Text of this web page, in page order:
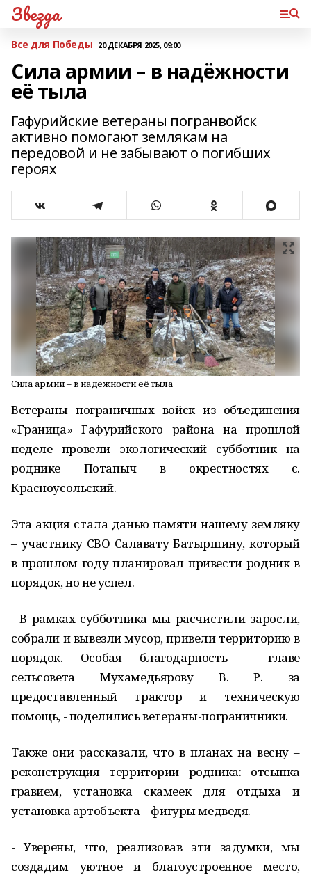
Звезда
Все для Победы 20 ДЕКАБРЯ 2025, 09:00
Сила армии – в надёжности
её тыла
Гафурийские ветераны погранвойск
активно помогают землякам на
передовой и не забывают о погибших
героях
Сила армии – в надёжности её тыла
Ветераны пограничных войск из объединения
«Граница» Гафурийского района на прошлой
неделе провели экологический субботник на
роднике Потапыч в окрестностях с.
Красноусольский.
Эта акция стала данью памяти нашему земляку
– участнику СВО Салавату Батыршину, который
в прошлом году планировал привести родник в
порядок, но не успел.
- В рамках субботника мы расчистили заросли,
собрали и вывезли мусор, привели территорию в
порядок. Особая благодарность – главе
сельсовета Мухамедьярову В. Р. за
предоставленный трактор и техническую
помощь, - поделились ветераны-пограничники.
Также они рассказали, что в планах на весну –
реконструкция территории родника: отсыпка
гравием, установка скамеек для отдыха и
установка артобъекта – фигуры медведя.
- Уверены, что, реализовав эти задумки, мы
создадим уютное и благоустроенное место,